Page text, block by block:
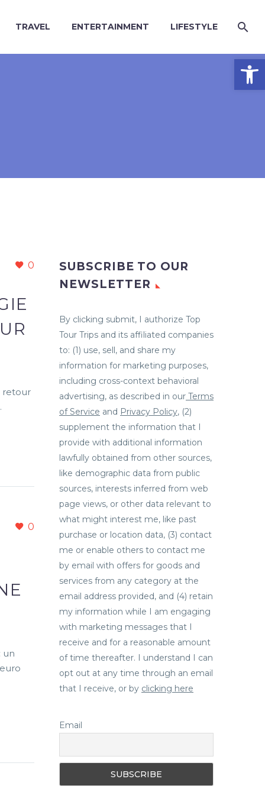
TRAVEL ENTERTAINMENT LIFESTYLE
0
retour
0
un
SUBSCRIBE TO OUR
NEWSLETTER
By clicking submit, I authorize Top
Tour Trips and its affiliated companies
to: (1) use, sell, and share my
information for marketing purposes,
including cross-context behavioral
advertising, as described in our Terms
of Service and Privacy Policy, (2)
supplement the information that I
provide with additional information
lawfully obtained from other sources,
like demographic data from public
sources, interests inferred from web
page views, or other data relevant to
what might interest me, like past
purchase or location data, (3) contact
me or enable others to contact me
by email with offers for goods and
services from any category at the
email address provided, and (4) retain
my information while I am engaging
with marketing messages that I
receive and for a reasonable amount
of time thereafter. I understand I can
opt out at any time through an email
that I receive, or by clicking here
Email